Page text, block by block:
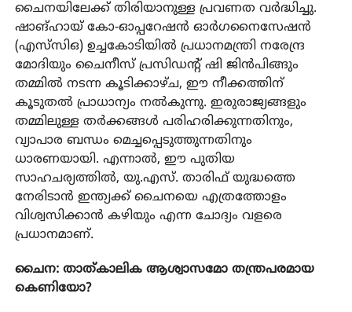
ചൈനയിലേക്ക് തിരിയാനുള്ള പ്രവണത വർദ്ധിച്ചു.
ഷാങ്ഹായ് കോ-ഓപ്പറേഷൻ ഓർഗനൈസേഷൻ
(എസ്‌സി‌ഒ) ഉച്ചകോടിയിൽ പ്രധാനമന്ത്രി നരേന്ദ്ര
മോദിയും ചൈനീസ് പ്രസിഡൻ്റ് ഷി ജിൻപിങ്ങും
തമ്മിൽ നടന്ന കൂടിക്കാഴ്ച, ഈ നീക്കത്തിന്
കൂടുതൽ പ്രാധാന്യം നൽകുന്നു. ഇരുരാജ്യങ്ങളും
തമ്മിലുള്ള തർക്കങ്ങൾ പരിഹരിക്കുന്നതിനും,
വ്യാപാര ബന്ധം മെച്ചപ്പെടുത്തുന്നതിനും
ധാരണയായി. എന്നാൽ, ഈ പുതിയ
സാഹചര്യത്തിൽ, യു.എസ്. താരിഫ് യുദ്ധത്തെ
നേരിടാൻ ഇന്ത്യക്ക് ചൈനയെ എത്രത്തോളം
വിശ്വസിക്കാൻ കഴിയും എന്ന ചോദ്യം വളരെ
പ്രധാനമാണ്.
ചൈന: താത്കാലിക ആശ്വാസമോ തന്ത്രപരമായ
കെണിയോ?